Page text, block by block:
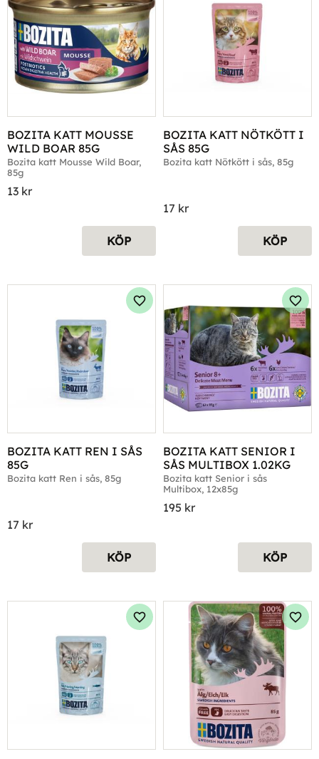
BOZITA KATT MOUSSE
WILD BOAR 85G
Bozita katt Mousse Wild Boar,
85g
13 kr
KÖP
BOZITA KATT NÖTKÖTT I
SÅS 85G
Bozita katt Nötkött i sås, 85g
17 kr
KÖP
BOZITA KATT REN I SÅS
85G
Bozita katt Ren i sås, 85g
17 kr
Lägg till i favoriter
KÖP
BOZITA KATT SENIOR I
SÅS MULTIBOX 1.02KG
Bozita katt Senior i sås
Multibox, 12x85g
195 kr
KÖP
Lägg till i favoriter